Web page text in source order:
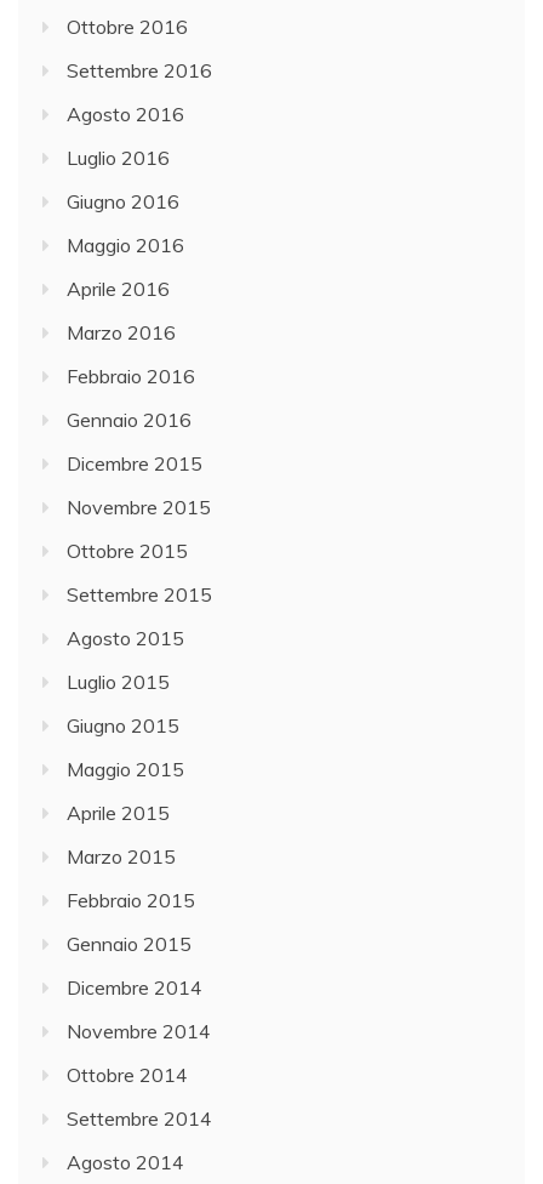
Ottobre 2016
Settembre 2016
Agosto 2016
Luglio 2016
Giugno 2016
Maggio 2016
Aprile 2016
Marzo 2016
Febbraio 2016
Gennaio 2016
Dicembre 2015
Novembre 2015
Ottobre 2015
Settembre 2015
Agosto 2015
Luglio 2015
Giugno 2015
Maggio 2015
Aprile 2015
Marzo 2015
Febbraio 2015
Gennaio 2015
Dicembre 2014
Novembre 2014
Ottobre 2014
Settembre 2014
Agosto 2014